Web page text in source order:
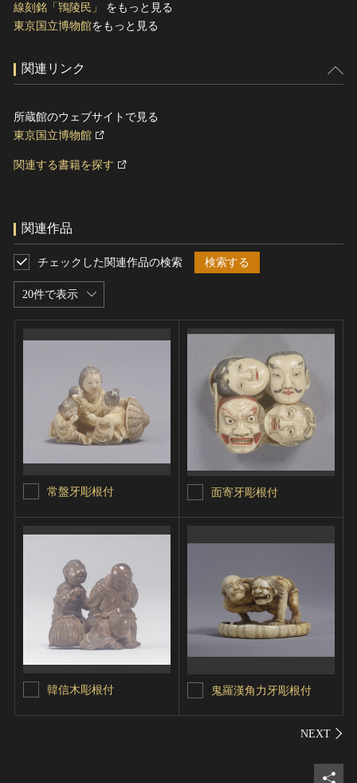
線刻銘「鴇陵民」 をもっと見る
東京国立博物館をもっと見る
関連リンク
所蔵館のウェブサイトで見る
東京国立博物館
関連する書籍を探す
関連作品
20件で表示
チェックした関連作品の検索 検索する
常盤牙彫根付 面寄牙彫根付
韓信木彫根付 鬼羅漢角力牙彫根付
シェ